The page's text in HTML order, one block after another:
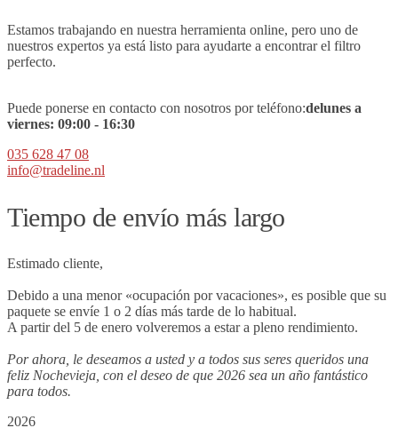
Estamos trabajando en nuestra herramienta online, pero uno de
nuestros expertos ya está listo para ayudarte a encontrar el filtro
perfecto.
Puede ponerse en contacto con nosotros por teléfono:delunes a
viernes: 09:00 - 16:30
035 628 47 08
info@tradeline.nl
Tiempo de envío más largo
Estimado cliente,
Debido a una menor «ocupación por vacaciones», es posible que su
paquete se envíe 1 o 2 días más tarde de lo habitual.
A partir del 5 de enero volveremos a estar a pleno rendimiento.
Por ahora, le deseamos a usted y a todos sus seres queridos una
feliz Nochevieja, con el deseo de que 2026 sea un año fantástico
para todos.
2026